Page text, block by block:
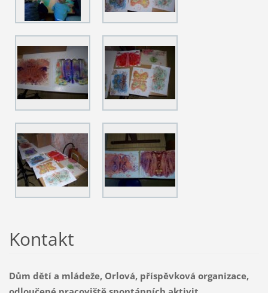
Kontakt
Dům dětí a mládeže, Orlová, příspěvková organizace,